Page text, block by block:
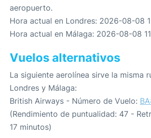
aeropuerto.
Hora actual en Londres: 2026-08-08
Hora actual en Málaga: 2026-08-08
Vuelos alternativos
La siguiente aerolínea sirve la misma
Londres y Málaga:
British Airways - Número de Vuelo:
(Rendimiento de puntualidad: 47 -
17 minutos)